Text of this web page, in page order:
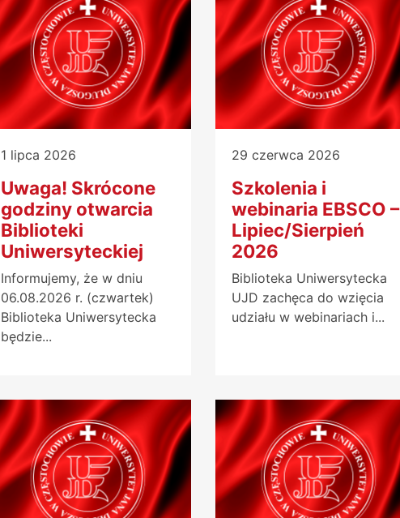
1 lipca 2026
Uwaga! Skrócone
godziny otwarcia
Biblioteki
Uniwersyteckiej
Informujemy, że w dniu
06.08.2026 r. (czwartek)
Biblioteka Uniwersytecka
będzie...
29 czerwca 2026
Szkolenia i
webinaria EBSCO –
Lipiec/Sierpień
2026
Biblioteka Uniwersytecka
UJD zachęca do wzięcia
udziału w webinariach i...